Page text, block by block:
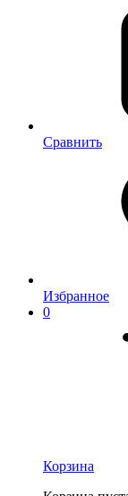
Сравнить
Избранное
0
Корзина